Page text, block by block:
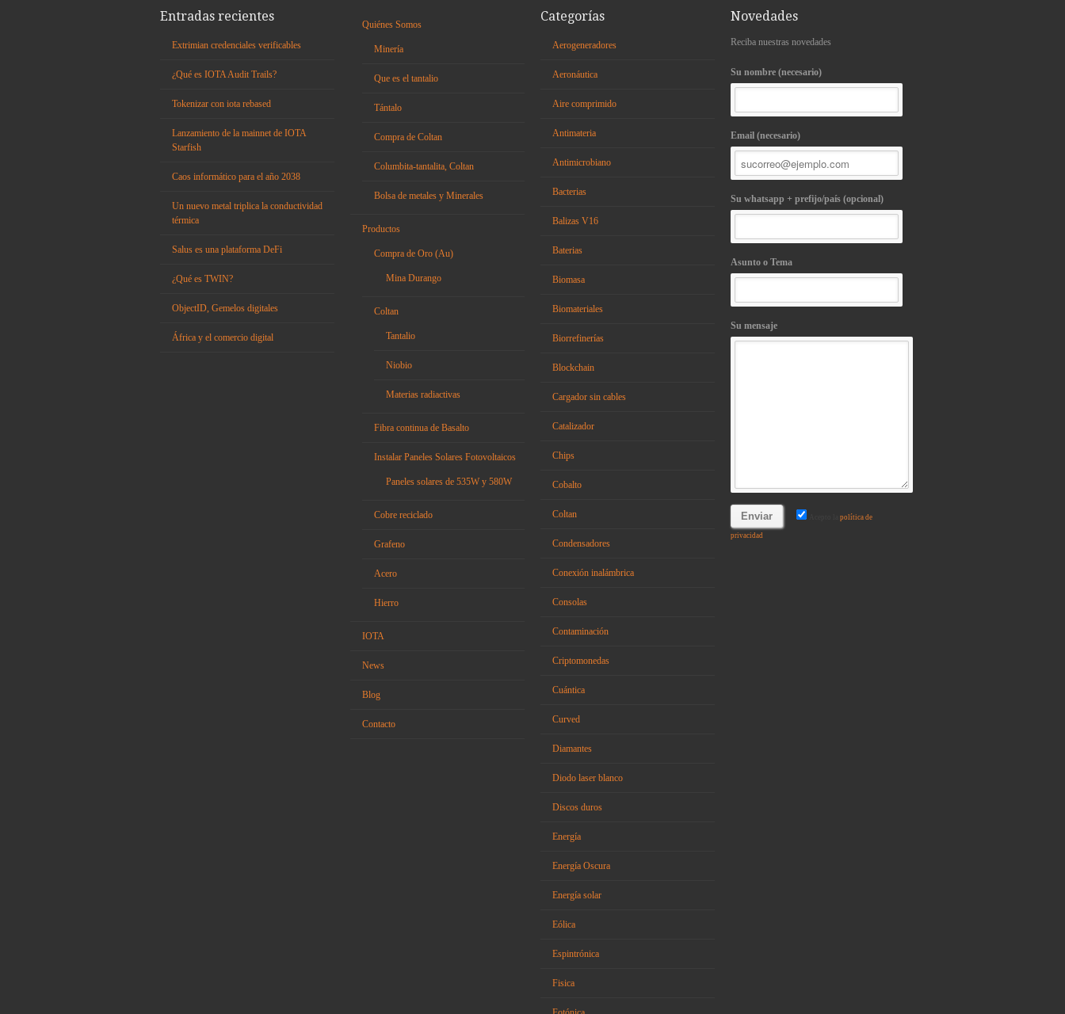
Entradas recientes
Extrimian credenciales verificables
¿Qué es IOTA Audit Trails?
Tokenizar con iota rebased
Lanzamiento de la mainnet de IOTA
Starfish
Caos informático para el año 2038
Un nuevo metal triplica la conductividad
térmica
Salus es una plataforma DeFi
¿Qué es TWIN?
ObjectID, Gemelos digitales
África y el comercio digital
Quiénes Somos
Minería
Que es el tantalio
Tántalo
Compra de Coltan
Columbita-tantalita, Coltan
Bolsa de metales y Minerales
Productos
Compra de Oro (Au)
Mina Durango
Coltan
Tantalio
Niobio
Materias radiactivas
Fibra continua de Basalto
Instalar Paneles Solares Fotovoltaicos
Paneles solares de 535W y 580W
Cobre reciclado
Grafeno
Acero
Hierro
IOTA
News
Blog
Contacto
Categorías
Aerogeneradores
Aeronáutica
Aire comprimido
Antimateria
Antimicrobiano
Bacterias
Balizas V16
Baterias
Biomasa
Biomateriales
Biorrefinerías
Blockchain
Cargador sin cables
Catalizador
Chips
Cobalto
Coltan
Condensadores
Conexión inalámbrica
Consolas
Contaminación
Criptomonedas
Cuántica
Curved
Diamantes
Diodo laser blanco
Discos duros
Energía
Energía Oscura
Energía solar
Eólica
Espintrónica
Fisica
Novedades
Reciba nuestras novedades
Su nombre (necesario)
Email (necesario)
Su whatsapp + prefijo/país (opcional)
Asunto o Tema
Su mensaje
política de
privacidad